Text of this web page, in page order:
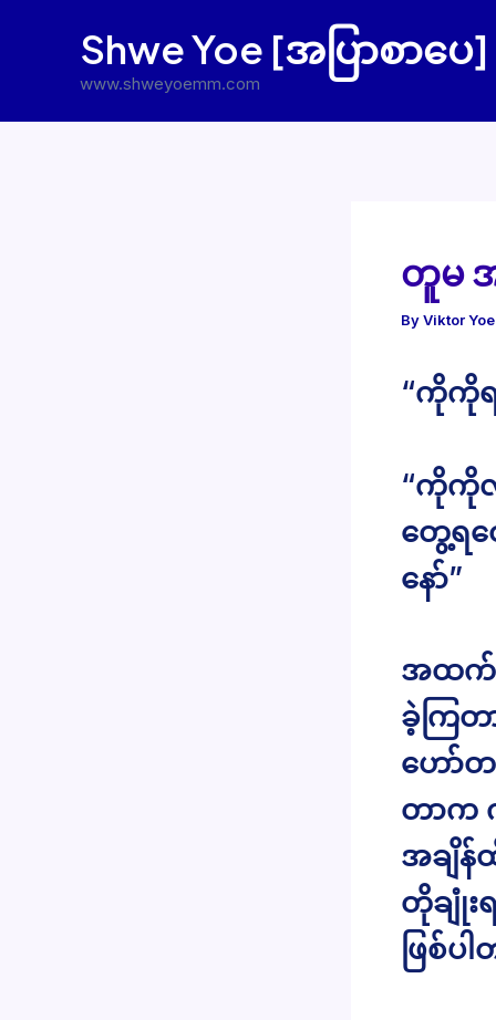
Shwe Yoe [အပြာစာပေ]
www.shweyoemm.com
တူမ
ByViktor
“ကိုကိုရ
“ကိုကိုလ
တွေ့ရတ
နော်”
အထက်
ခဲ့ကြ
ဟော်
တာက
အချိ
တိုချုံး
ဖြစ်ပ